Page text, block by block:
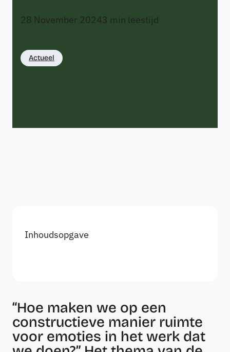
28 November 20243 min leestijd
Actueel
Inhoudsopgave
“Hoe maken we op een
constructieve manier ruimte
voor emoties in het werk dat